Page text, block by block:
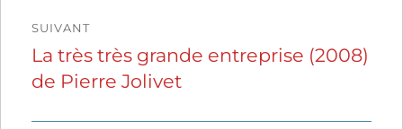
SUIVANT
Publication
suivante :
La très très grande entreprise (2008)
de Pierre Jolivet